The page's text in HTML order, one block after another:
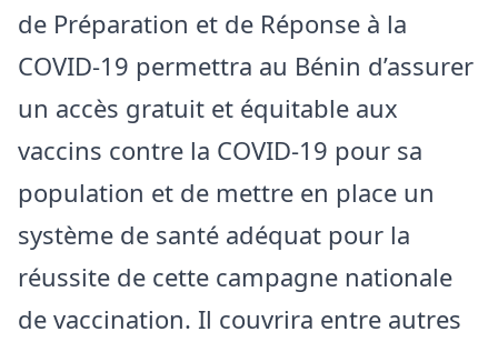
de Préparation et de Réponse à la
COVID-19 permettra au Bénin d’assurer
un accès gratuit et équitable aux
vaccins contre la COVID-19 pour sa
population et de mettre en place un
système de santé adéquat pour la
réussite de cette campagne nationale
de vaccination. Il couvrira entre autres